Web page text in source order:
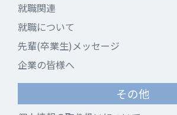
就職関連
就職について
先輩(卒業生)メッセージ
企業の皆様へ
その他